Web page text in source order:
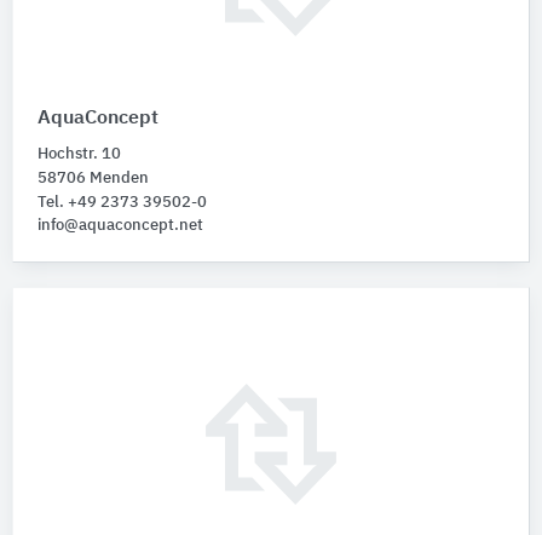
AquaConcept
Hochstr. 10
58706 Menden
Tel. +49 2373 39502-0
info@aquaconcept.net